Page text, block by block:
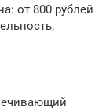
от 800 рублей